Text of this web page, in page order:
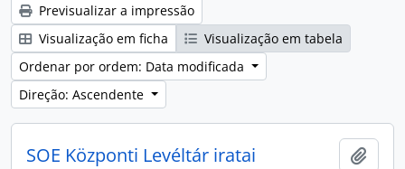
Previsualizar a impressão
Visualização em ficha
Visualização em tabela
Ordenar por ordem: Data modificada
Direção: Ascendente
SOE Központi Levéltár iratai